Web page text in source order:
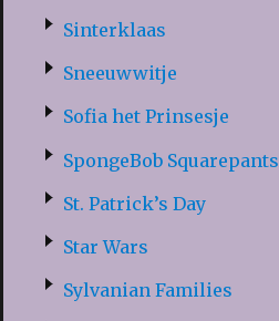
Sinterklaas
Sneeuwwitje
Sofia het Prinsesje
SpongeBob Squarepants
St. Patrick’s Day
Star Wars
Sylvanian Families